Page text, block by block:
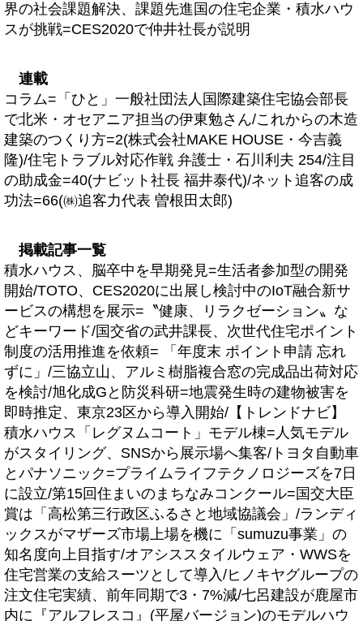
界の社会課題解決、課題先進国の住宅企業・積水ハウ
スが挑戦=CES2020で仲井社長が説明
連載
コラム=「ひと」一般社団法人国際建築住宅協会部長
で北米・オセアニア担当の伊東勉さん/これからの木造
建築のつくり方=2(株式会社MAKE HOUSE・今吉義
隆)/住宅トラブル対応作戦 弁護士・石川利夫 254/注目
の助成金=40(ナビット社長 福井泰代)/ネット追客の成
功法=66(㈱追客力代表 曽根田太郎)
掲載記事一覧
積水ハウス、脳卒中を早期発見=生活者参加型の開発
開始/TOTO、CES2020に出展し検討中のIoT融合新サ
ービスの構想を展示=〝健康、リラクゼーション〟な
どキーワード/国交省の武井課長、次世代住宅ポイント
制度の活用推進を依頼= 「年度末 ポイント申請 忘れ
ずに」/三協立山、アルミ樹脂複合窓の完成品出荷対応
を検討/旭化成Gと防災科研=地震発生時の建物被害を
即時推定、東京23区から導入開始/【トレンドナビ】
積水ハウス「レグヌムコート」モデル棟=人気モデル
がスタイリング、SNSから展示場へ集客/トヨタ自動車
とパナソニック=プライムライフテクノロジーズを7日
に設立/第15回住まいのまちなみコンクール=国交大臣
賞は「高松第三行政区ふるさと地域協議会」/ランディ
ックスがマザーズ市場上場を機に「sumuzu事業」の
知名度向上目指す/オアシススタイルウェア・WWSを
住宅営業の支給スーツとして導入/ヒノキヤグループの
注文住宅実績、前年同期で3・7%減/七呂建設が鹿屋市
内に『アルフレスコ』(平屋バージョン)のモデルハウ